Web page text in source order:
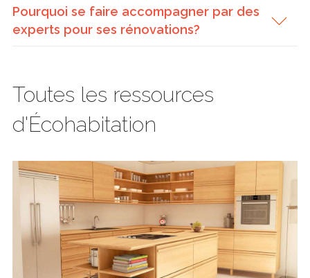
Pourquoi se faire accompagner par des
experts pour ses rénovations?
Toutes les ressources
d'Écohabitation